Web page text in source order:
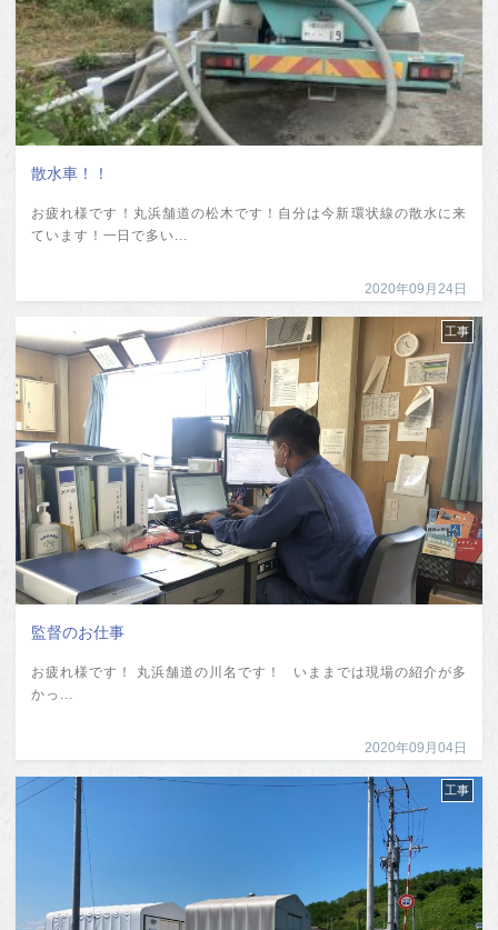
散水車！！
お疲れ様です！丸浜舗道の松木です！自分は今新環状線の散水に来
ています！一日で多い...
2020年09月24日
監督のお仕事
工事
お疲れ様です！ 丸浜舗道の川名です！ いままでは現場の紹介が多
かっ...
2020年09月04日
工事